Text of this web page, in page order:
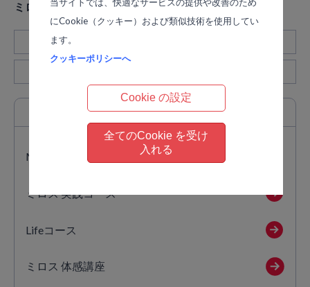
ミロスアカデミー
スケジュール
カリキュラム一覧
MA PRIVATE LESSON Inner Resource Consulting
ミロス 実践コース
Lifeコース
ミロス 体感講座
にCookie（クッキー）および類似技術を使用してい
ます。
クッキーポリシーへ
Cookie の設定
全てのCookie を受け
入れる